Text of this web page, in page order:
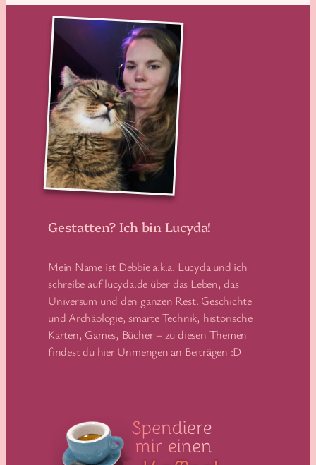
Gestatten? Ich bin Lucyda!
Mein Name ist Debbie a.k.a. Lucyda und ich
schreibe auf lucyda.de über das Leben, das
Universum und den ganzen Rest. Geschichte
und Archäologie, smarte Technik, historische
Karten, Games, Bücher – zu diesen Themen
findest du hier Unmengen an Beiträgen :D